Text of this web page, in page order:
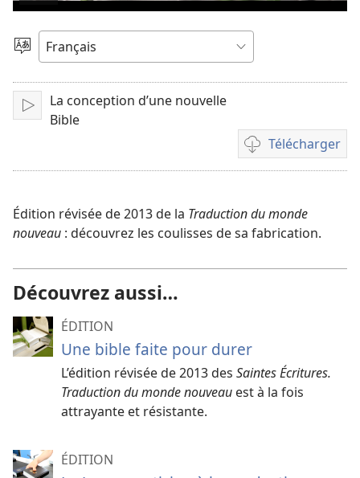
la
vidéo
Choisir
langue
Lire
La conception d’une nouvelle
Bible
Télécharger
Options
de
des
vidéos
Édition révisée de 2013 de la Traduction du monde
nouveau : découvrez les coulisses de sa fabrication.
Découvrez aussi…
ÉDITION
Une bible faite pour durer
L’édition révisée de 2013 des Saintes Écritures.
Traduction du monde nouveau est à la fois
attrayante et résistante.
ÉDITION